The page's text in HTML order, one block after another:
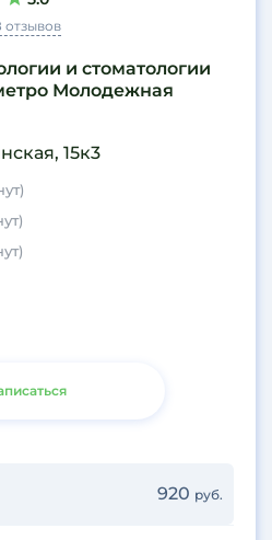
отзывов
и стоматологии
Молодежная
15к3
920 руб.